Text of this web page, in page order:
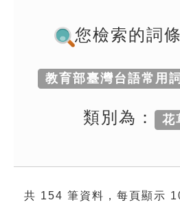
成語故事
索引選單
您檢索的詞
教育部臺灣台語常用
類別為： 花
共 154 筆資料，每頁顯示